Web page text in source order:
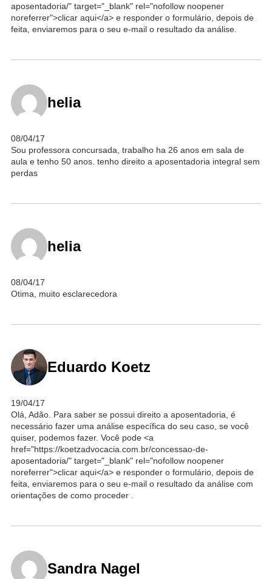
aposentadoria/" target="_blank" rel="nofollow noopener
noreferrer">clicar aqui</a> e responder o formulário, depois de
feita, enviaremos para o seu e-mail o resultado da análise.
helia
08/04/17
Sou professora concursada, trabalho ha 26 anos em sala de
aula e tenho 50 anos. tenho direito a aposentadoria integral sem
perdas
helia
08/04/17
Otima, muito esclarecedora
Eduardo Koetz
19/04/17
Olá, Adão. Para saber se possui direito a aposentadoria, é
necessário fazer uma análise específica do seu caso, se você
quiser, podemos fazer. Você pode <a
href="https://koetzadvocacia.com.br/concessao-de-
aposentadoria/" target="_blank" rel="nofollow noopener
noreferrer">clicar aqui</a> e responder o formulário, depois de
feita, enviaremos para o seu e-mail o resultado da análise com
orientações de como proceder .
Sandra Nagel